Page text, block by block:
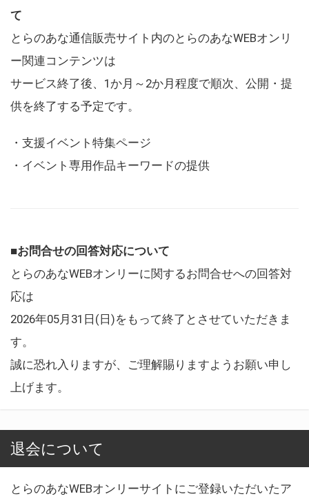
て
とらのあな通信販売サイト内のとらのあなWEBオンリ
ー関連コンテンツは
サービス終了後、1か月～2か月程度で順次、公開・提
供を終了する予定です。
・支援イベント特集ページ
・イベント専用作品キーワードの提供
■お問合せの回答対応について
とらのあなWEBオンリーに関するお問合せへの回答対
応は
2026年05月31日(日)をもって終了とさせていただきま
す。
誠に恐れ入りますが、ご理解賜りますようお願い申し
上げます。
退会について
とらのあなWEBオンリーサイトにご登録いただいたア